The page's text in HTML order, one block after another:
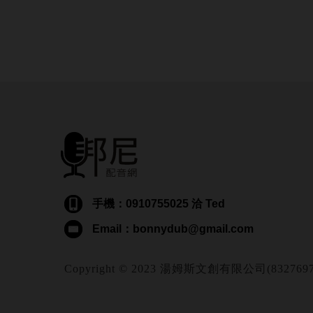
手機：0910755025 洽 Ted
Email：bonnydub@gmail.com
Copyright © 2023 湯姆斯文創有限公司